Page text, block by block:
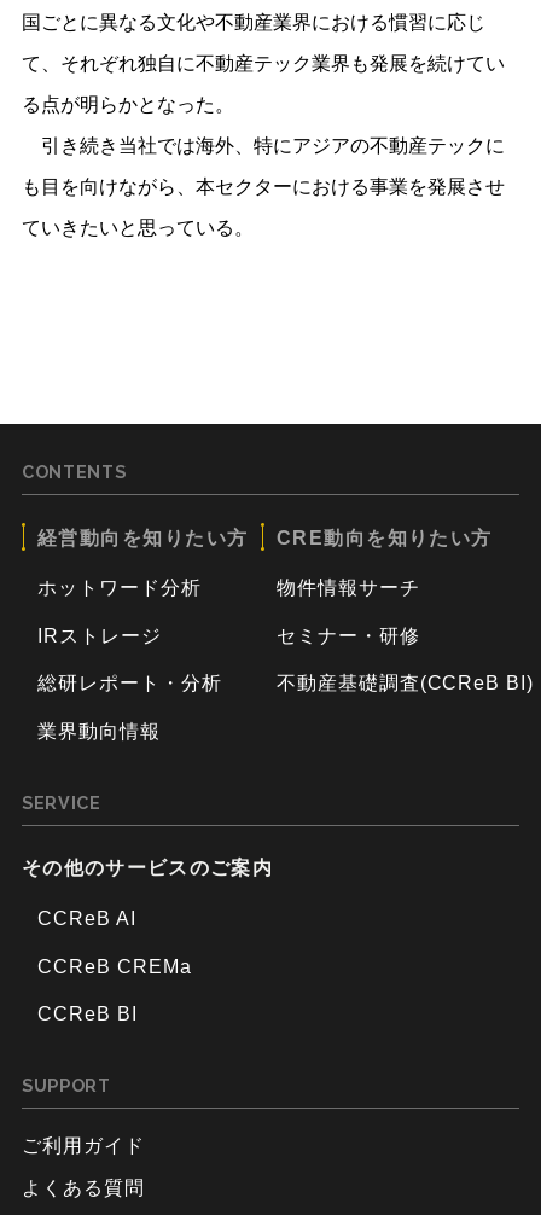
国ごとに異なる文化や不動産業界における慣習に応じ
て、それぞれ独自に不動産テック業界も発展を続けてい
る点が明らかとなった。
引き続き当社では海外、特にアジアの不動産テックに
も目を向けながら、本セクターにおける事業を発展させ
ていきたいと思っている。
CONTENTS
経営動向を知りたい方
ホットワード分析
IRストレージ
総研レポート・分析
業界動向情報
CRE動向を知りたい方
物件情報サーチ
セミナー・研修
不動産基礎調査(CCReB BI)
SERVICE
その他のサービスのご案内
CCReB AI
CCReB CREMa
CCReB BI
SUPPORT
ご利用ガイド
よくある質問